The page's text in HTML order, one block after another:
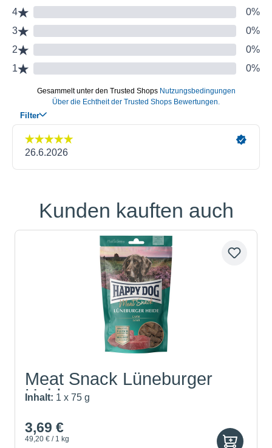
Produktgalerie überspringen
Kunden kauften auch
Meat Snack Lüneburger
Heide
Inhalt: 1 x 75 g
3,69 €
49,20 € / 1 kg